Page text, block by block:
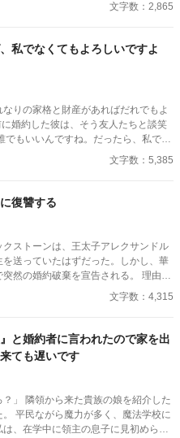
大丈夫かしら。 ――全部説明された
文字数：2,865
私でなくてもよろしいですよ
なりの家格と財産があればだれでもよ
婚約した彼は、そう友人たちと談笑
でもいいんですね。だったら、私でな
お嬢様のお話を書いたほうが 彼の心
ーリーを投稿させていただきます。
。
文字数：5,385
復讐する
ストーンは、王太子アレクサンドル
送っていたはずだった。しかし、華
然の婚約破棄を宣告される。 理由
エマ・リンドンへの愛。イザベラは
して糾弾され、名誉を失う。 婚約
復讐の炎。フォックストーン家の膨大
器に、裏切り者たちを次々と追い詰
エマの秘密を暴き、貴族社会を揺る
しの報復を繰り広げる。
文字数：4,315
と婚約者に言われたので家を出
ても遅いです
紹介した
に
、在学中に領主の息子に見初められ